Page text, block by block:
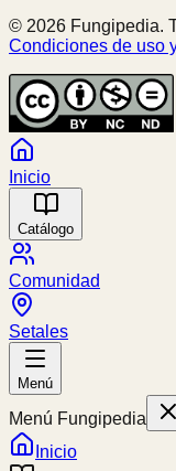
© 2026 Fungipedia.
Condiciones de uso
Inicio
Catálogo
Comunidad
Setales
Menú
Menú Fungipedia
Inicio